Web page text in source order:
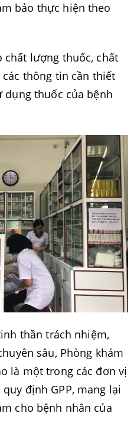
bảo thực hiện theo
chất lượng thuốc, chất
thông tin cần thiết
thuốc của bệnh
thần trách nhiệm,
sâu, Phòng khám
là một trong các đơn vị
định GPP, mang lại
cho bệnh nhân của